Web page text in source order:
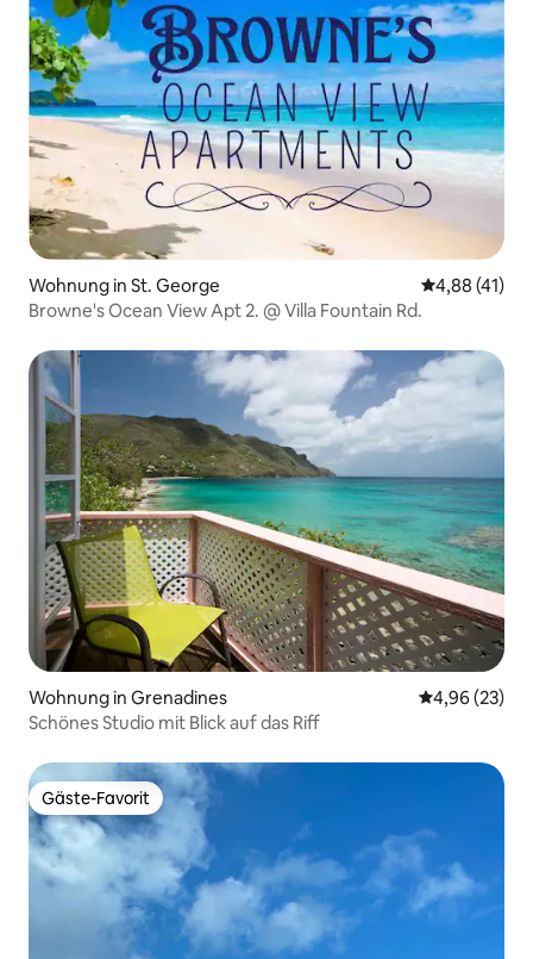
Wohnung in St. George
4,88 (41)
Browne's Ocean View Apt 2. @ Villa Fountain Rd.
Wohnung in Grenadines
4,96 (23)
Schönes Studio mit Blick auf das Riff
Gäste-Favorit
Gäste-Favorit